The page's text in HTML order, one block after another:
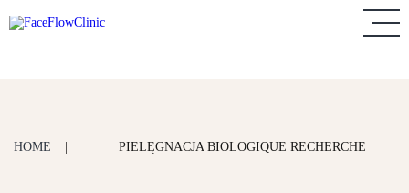
HOME PIELĘGNACJA BIOLOGIQUE RECHERCHE